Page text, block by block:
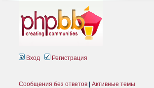
Вход Регистрация
Сообщения без ответов Активные темы